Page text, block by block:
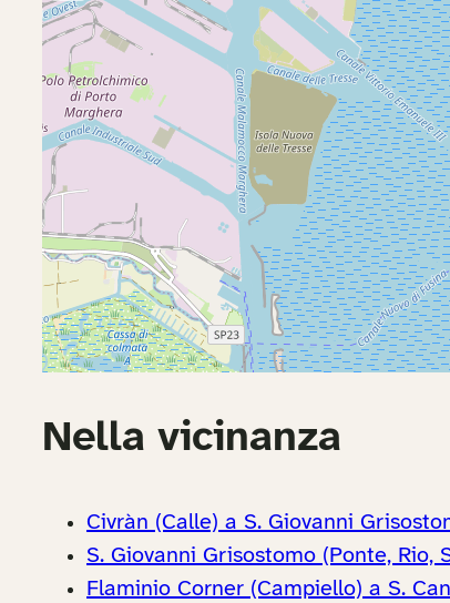
Nella vicinanza
Civràn (Calle) a S. Giovanni
S. Giovanni Grisostomo (Ponte, Rio,
Flaminio Corner (Campiello) a S.